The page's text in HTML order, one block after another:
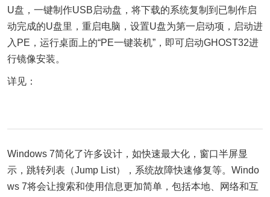
U盘，一键制作USB启动盘，将下载的系统复制到已制作启
动完成的U盘里，重启电脑，设置U盘为第一启动项，启动进
入PE，运行桌面上的“PE一键装机”，即可启动GHOST32进
行镜像安装。
详见：
Windows 7简化了许多设计，如快速最大化，窗口半屏显
示，跳转列表（Jump List），系统故障快速修复等。Windo
ws 7将会让搜索和使用信息更加简单，包括本地、网络和互